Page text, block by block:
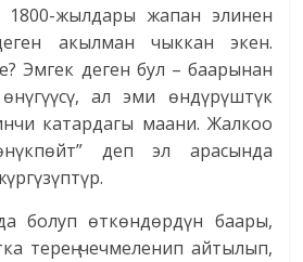
жылдары жапан элинен
акылман чыккан экен.
Эмгек деген бул – баарынан
ал эми өндүрүштүк
катардагы маани. Жалкоо
деп эл арасында
болуп өткөндөрдүн баары,
терең чечмеленип айтылып,